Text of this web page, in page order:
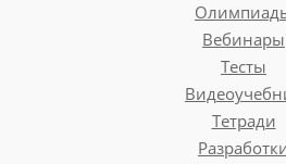
Вебинары
Тесты
Тетради